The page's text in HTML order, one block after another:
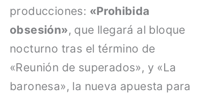
producciones: «Prohibida
obsesión», que llegará al bloque
nocturno tras el término de
«Reunión de superados», y «La
baronesa», la nueva apuesta para